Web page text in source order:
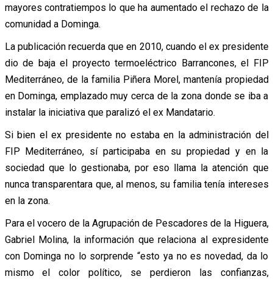
mayores contratiempos lo que ha aumentado el rechazo de la
comunidad a Dominga.
La publicación recuerda que en 2010, cuando el ex presidente
dio de baja el proyecto termoeléctrico Barrancones, el FIP
Mediterráneo, de la familia Piñera Morel, mantenía propiedad
en Dominga, emplazado muy cerca de la zona donde se iba a
instalar la iniciativa que paralizó el ex Mandatario.
Si bien el ex presidente no estaba en la administración del
FIP Mediterráneo, sí participaba en su propiedad y en la
sociedad que lo gestionaba, por eso llama la atención que
nunca transparentara que, al menos, su familia tenía intereses
en la zona.
Para el vocero de la Agrupación de Pescadores de la Higuera,
Gabriel Molina, la información que relaciona al expresidente
con Dominga no lo sorprende “esto ya no es novedad, da lo
mismo el color político, se perdieron las confianzas,